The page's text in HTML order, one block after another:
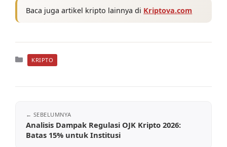
Baca juga artikel kripto lainnya di Kriptova.com
Kategori
KRIPTO
Analisis Dampak Regulasi OJK Kripto 2026:
Batas 15% untuk Institusi